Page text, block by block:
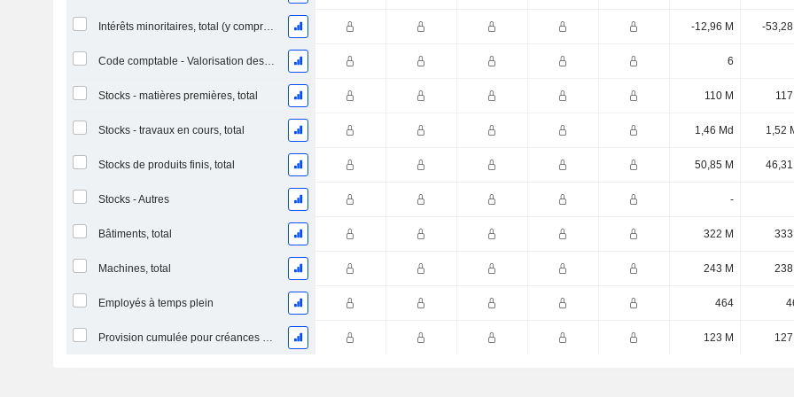
Intérêts minoritaires, total (y compris la division financière) -12,96 M -53,28
Code comptable - Valorisation des stocks 6
Stocks - matières premières, total 110 M
Stocks - travaux en cours, total 1,46 Md 1,52
Stocks de produits finis, total 50,85 M 46,31
Stocks - Autres -
Bâtiments, total 322 M 333
Machines, total 243 M 238
Employés à temps plein 464
Provision cumulée pour créances douteuses (Supple) 123 M 127